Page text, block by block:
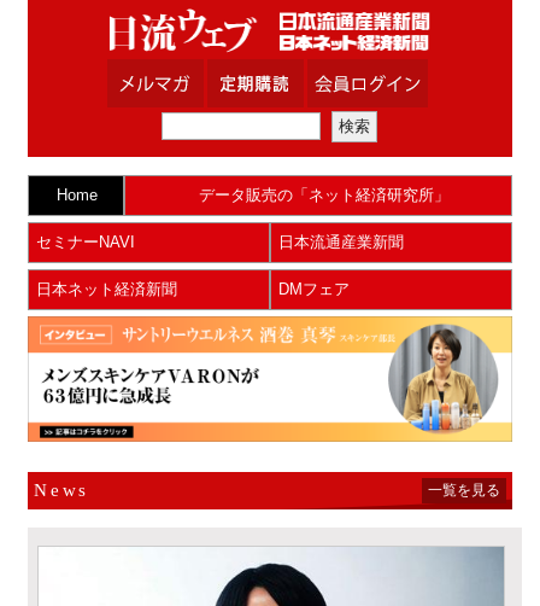
Home データ販売の「ネット経済研究所」
セミナーNAVI 日本流通産業新聞
日本ネット経済新聞 DMフェア
News 一覧を見る